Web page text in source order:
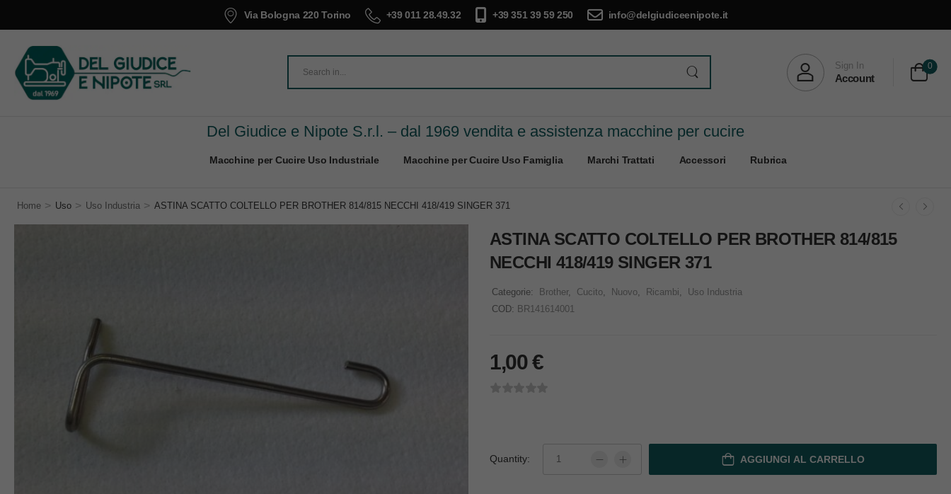
Via Bologna 220 Torino +39 011 28.49.32 +39 351 39 59 250 info@delgiudiceenipote.it
Sign In
Account
0
Del Giudice e Nipote S.r.l. – dal 1969 vendita e assistenza macchine per cucire
Macchine per Cucire Uso Industriale Macchine per Cucire Uso Famiglia Marchi Trattati Accessori Rubrica
Home > Uso > Uso Industria > ASTINA SCATTO COLTELLO PER BROTHER 814/815 NECCHI 418/419 SINGER 371
ASTINA SCATTO COLTELLO PER BROTHER 814/815
NECCHI 418/419 SINGER 371
Categorie: Brother, Cucito Nuovo Ricambi
Uso Industria
COD: BR141614001
1,00€
Quantity: AGGIUNGI AL CARRELLO